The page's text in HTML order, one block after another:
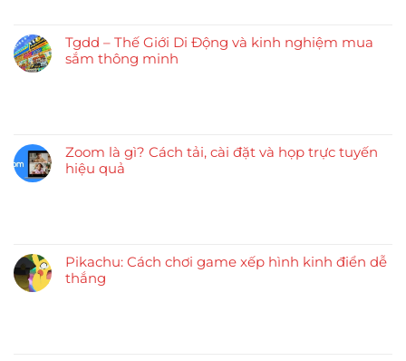
Tgdd – Thế Giới Di Động và kinh nghiệm mua
sắm thông minh
Zoom là gì? Cách tải, cài đặt và họp trực tuyến
hiệu quả
Pikachu: Cách chơi game xếp hình kinh điển dễ
thắng